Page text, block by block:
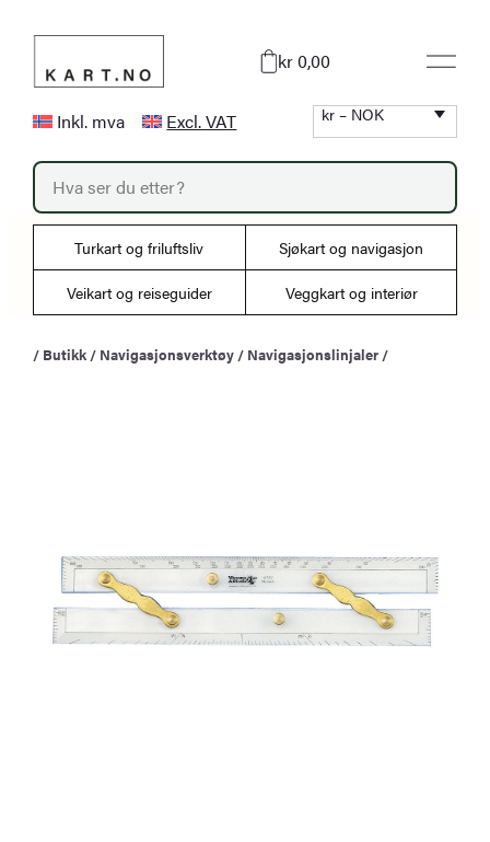
innhold
kr 0,00
Inkl. mva Excl. VAT kr – NOK
P
o
d
t
r
Turkart og friluftsliv Sjøkart og navigasjon
Veikart og reiseguider Veggkart og interiør
/ Butikk / Navigasjonsverktøy / Navigasjonslinjaler /